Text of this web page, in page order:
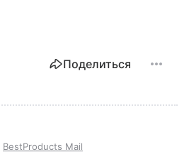
Поделиться
BestProducts Mail